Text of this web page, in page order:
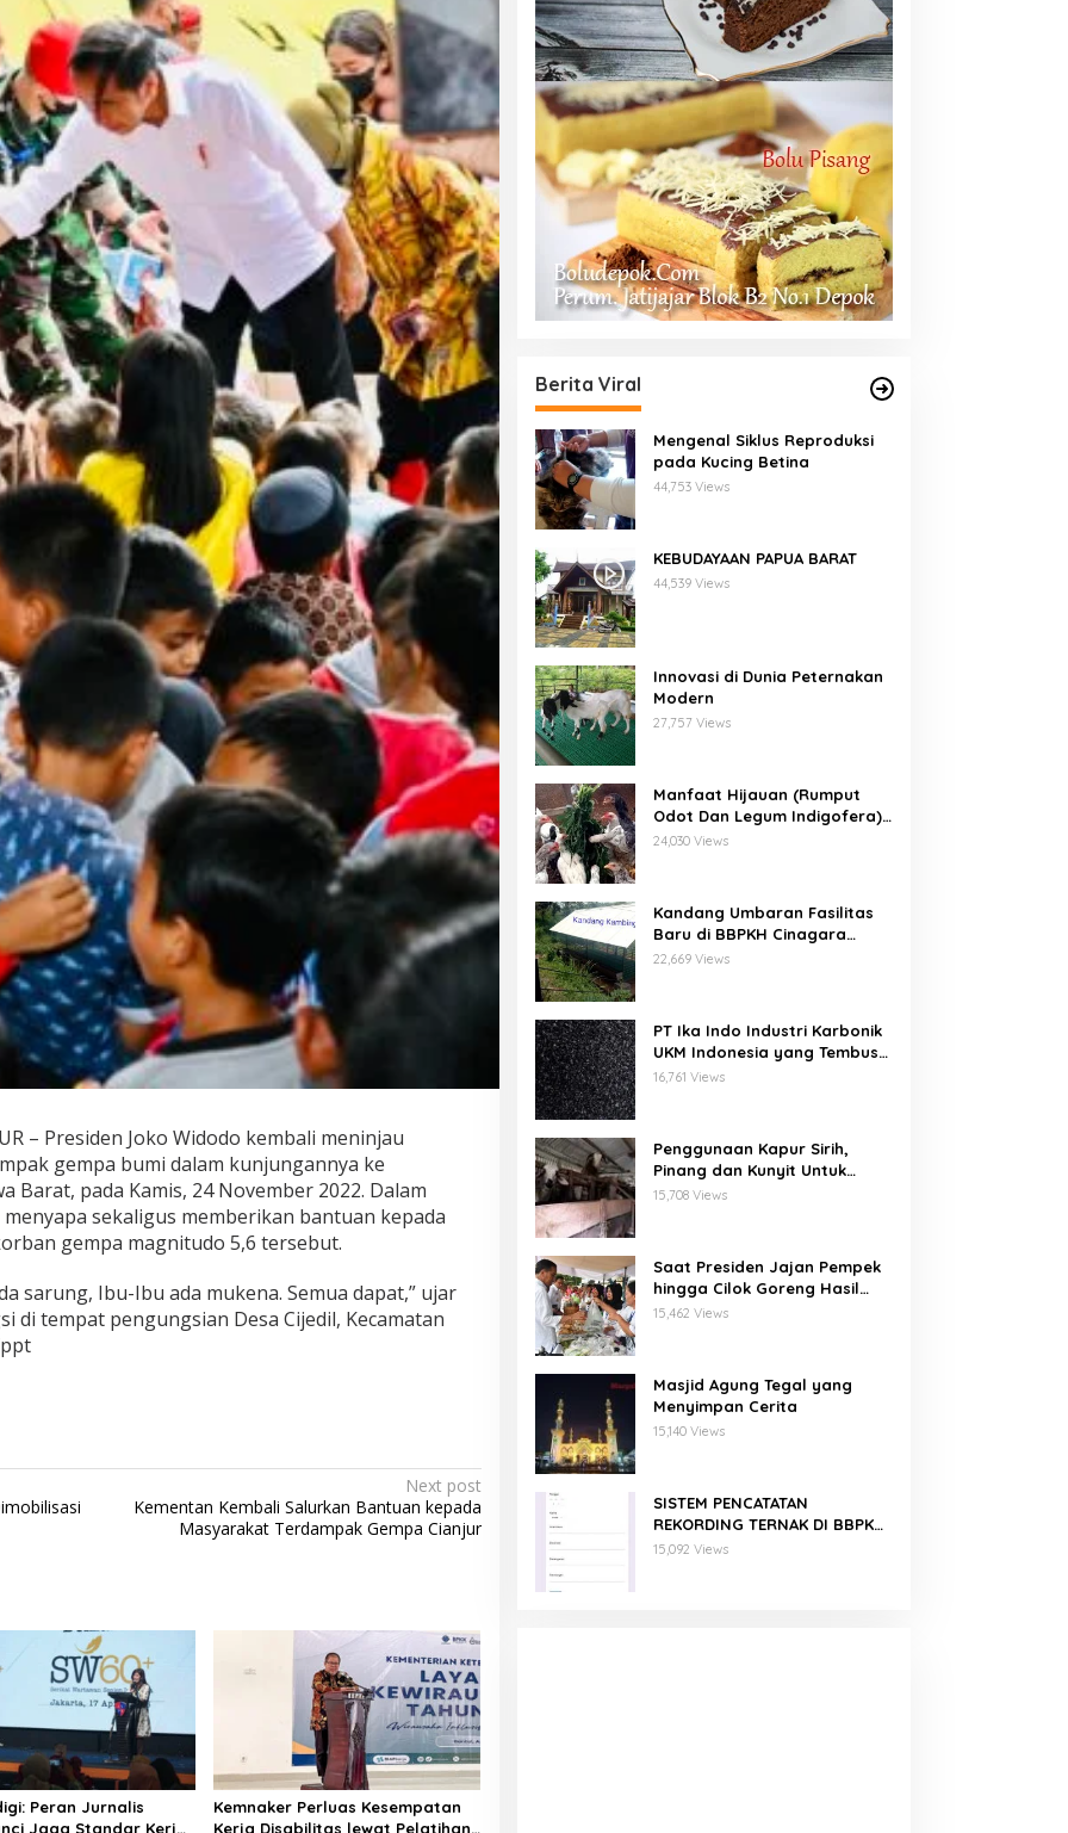
– Presiden Joko Widodo kembali meninjau
gempa bumi dalam kunjungannya ke
Barat, pada Kamis, 24 November 2022. Dalam
sekaligus memberikan bantuan kepada
gempa magnitudo 5,6 tersebut.
sarung, Ibu-Ibu ada mukena. Semua dapat,” ujar
di tempat pengungsian Desa Cijedil, Kecamatan
Next post
Kementan Kembali Salurkan Bantuan kepada
Masyarakat Terdampak Gempa Cianjur
Peran Jurnalis
Jaga Standar Kerja
Kemnaker Perluas Kesempatan
Kerja Disabilitas lewat Pelatihan
Berita Viral
Mengenal Siklus Reproduksi
pada Kucing Betina
44,753 Views
KEBUDAYAAN PAPUA BARAT
44,539 Views
Innovasi di Dunia Peternakan
Modern
27,757 Views
Manfaat Hijauan (Rumput
Odot Dan Legum Indigofera)
Untuk Ayam Buras Kub Dan
24,030 Views
Kandang Umbaran Fasilitas
Baru di BBPKH Cinagara
Bogor
22,669 Views
PT Ika Indo Industri Karbonik
UKM Indonesia yang Tembus
Pasar Global
16,761 Views
Penggunaan Kapur Sirih,
Pinang dan Kunyit Untuk
Pengobatan Penyakit Orf
15,708 Views
Saat Presiden Jajan Pempek
hingga Cilok Goreng Hasil
Binaan PNM Mekaar
15,462 Views
Masjid Agung Tegal yang
Menyimpan Cerita
15,140 Views
SISTEM PENCATATAN
REKORDING TERNAK DI BBPKH
MENGGUNAKAN GOOGLE FORM
15,092 Views